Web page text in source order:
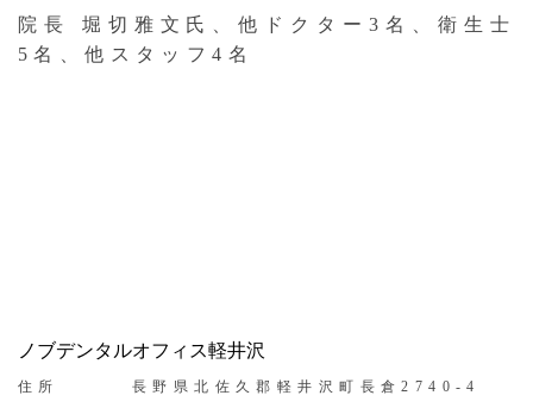
院長 堀切雅文氏、他ドクター3名、衛生士
5名、他スタッフ4名
ノブデンタルオフィス軽井沢
住所
長野県北佐久郡軽井沢町長倉2740-4